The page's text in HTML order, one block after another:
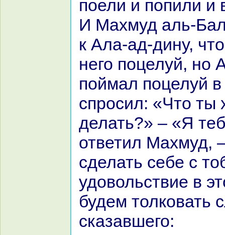
поели и попили и
И Махмуд аль-
к Ала-ад-дину,
него поцелуй, но
поймал поцелуй в
спросил: «Что ты
делать?» – «Я
ответил Махмуд,
сделать себе с
удовольствие в
будем толкoвать
сказавшего: